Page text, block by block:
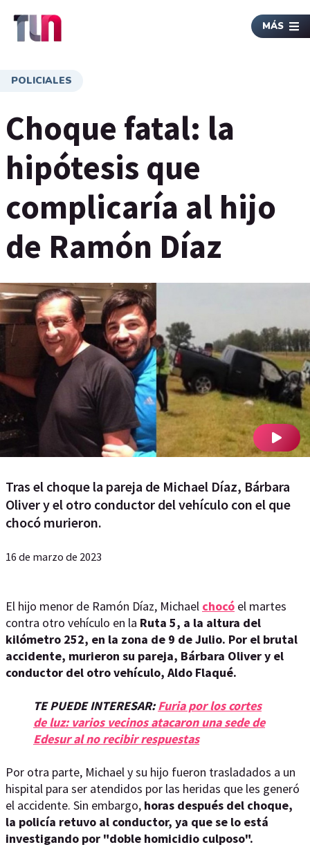
MÁS
POLICIALES
Choque fatal: la
hipótesis que
complicaría al hijo
de Ramón Díaz
Tras el choque la pareja de Michael Díaz, Bárbara
Oliver y el otro conductor del vehículo con el que
chocó murieron.
16 de marzo de 2023
El hijo menor de Ramón Díaz, Michael chocó el martes
contra otro vehículo en la Ruta 5, a la altura del
kilómetro 252, en la zona de 9 de Julio. Por el brutal
accidente, murieron su pareja, Bárbara Oliver y el
conductor del otro vehículo, Aldo Flaqué.
TE PUEDE INTERESAR:Furia por los cortes
de luz: varios vecinos atacaron una sede de
Edesur al no recibir respuestas
Por otra parte, Michael y su hijo fueron trasladados a un
hispital para ser atendidos por las heridas que les generó
el accidente. Sin embargo, horas después del choque,
la policía retuvo al conductor, ya que se lo está
investigando por "doble homicidio culposo".